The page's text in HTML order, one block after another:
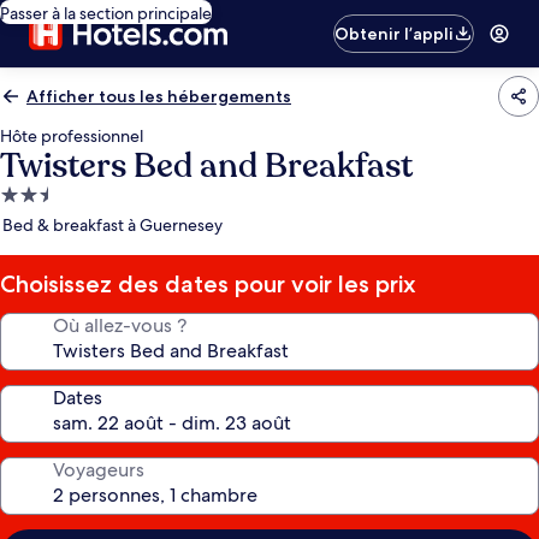
Passer à la section principale
Obtenir l’appli
Afficher tous les hébergements
Hôte professionnel
Twisters Bed and Breakfast
Hébergement
2.5 étoiles
Bed & breakfast à Guernesey
Choisissez des dates pour voir les prix
Où allez-vous ?
Dates
Voyageurs